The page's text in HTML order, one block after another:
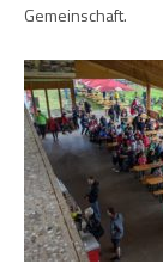
Gemeinschaft.